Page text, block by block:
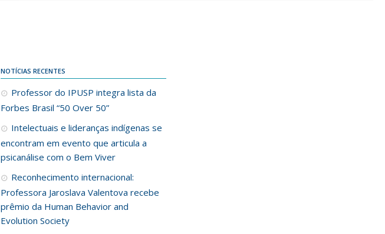
NOTÍCIAS RECENTES
Professor do IPUSP integra lista da
Forbes Brasil “50 Over 50”
Intelectuais e lideranças indígenas se
encontram em evento que articula a
psicanálise com o Bem Viver
Reconhecimento internacional:
Professora Jaroslava Valentova recebe
prêmio da Human Behavior and
Evolution Society